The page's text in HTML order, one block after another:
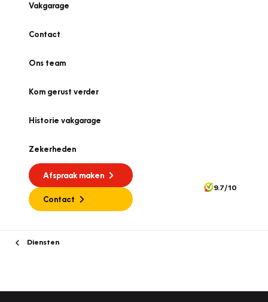
Vakgarage
Contact
Ons team
Kom gerust verder
Historie vakgarage
Zekerheden
Afspraak maken
Contact
9.7/10
Diensten